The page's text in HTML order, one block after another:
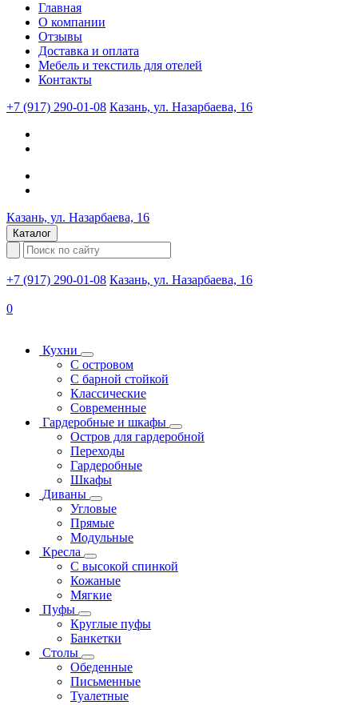
Главная
О компании
Отзывы
Доставка и оплата
Мебель и текстиль для отелей
Контакты
+7 (917) 290-01-08 Казань, ул. Назарбаева, 16
Казань, ул. Назарбаева, 16
Каталог
+7 (917) 290-01-08 Казань, ул. Назарбаева, 16
0
Кухни
С островом
С барной стойкой
Классические
Современные
Гардеробные и шкафы
Остров для гардеробной
Переходы
Гардеробные
Шкафы
Диваны
Угловые
Прямые
Модульные
Кресла
С высокой спинкой
Кожаные
Мягкие
Пуфы
Круглые пуфы
Банкетки
Столы
Обеденные
Письменные
Туалетные